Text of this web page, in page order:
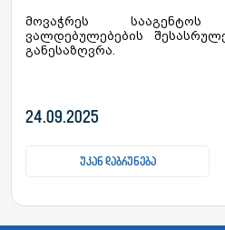
მოვაჭრეს
ვალდებულებების
განესაზღვრა.
24.09.2025
უკან დაბრუნება